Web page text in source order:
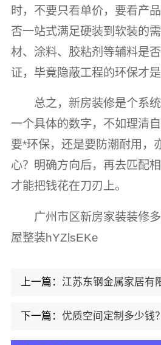
时，不要只看单价，要看产
否一站式满足硬装到软装的
材、涂料、胶粘剂等辅料是
证，毕竟隐蔽工程的环保才是
总之，新房装修是个系
一个具体的数字，不如理清
要*环保，还是要防潮耐用，
心？明确方向后，再去匹配
才能把钱花在刀刃上。
广州市区新房家装装修
屋整装hYZlsEKe
上一篇： 江苏东钢金属家居有限公
下一篇：优质空间定制多少钱？南